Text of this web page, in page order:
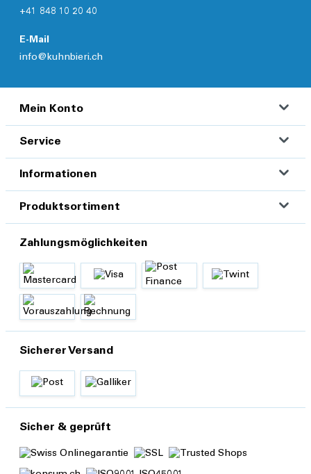
+41 848 10 20 40
E-Mail
info@kuhnbieri.ch
Mein Konto
Service
Informationen
Produktsortiment
Zahlungsmöglichkeiten
Sicherer Versand
Sicher & geprüft